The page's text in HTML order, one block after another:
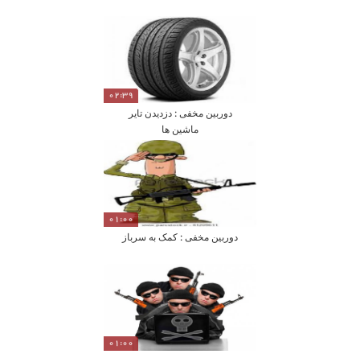
02:39
دوربین مخفی : دزدیدن تایر
ماشین ها
01:00
دوربین مخفی : کمک به سرباز
01:00